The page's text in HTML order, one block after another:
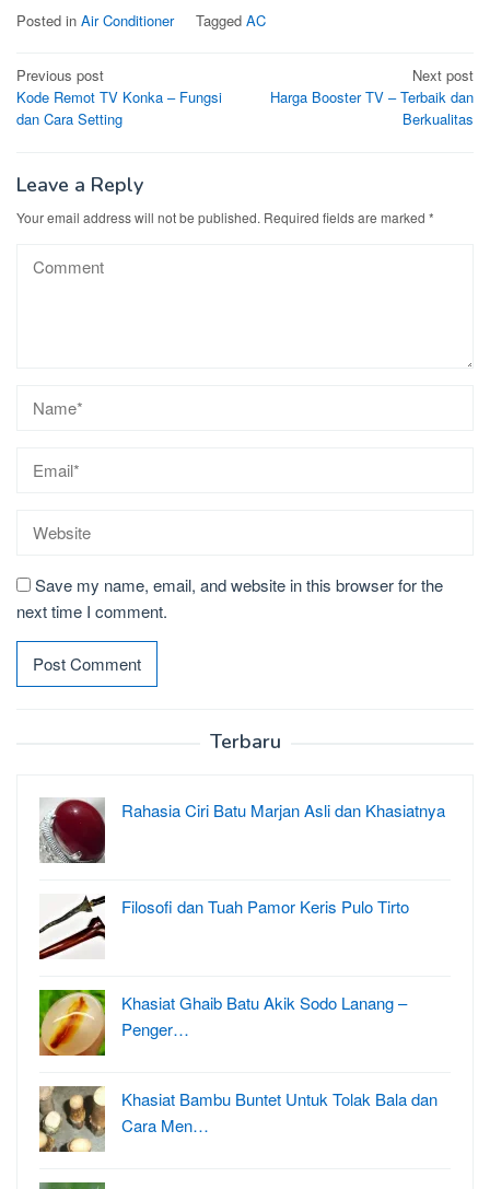
Posted in Air Conditioner Tagged AC
Post
navigation
Previous post
Kode Remot TV Konka – Fungsi
dan Cara Setting
Next post
Harga Booster TV – Terbaik dan
Berkualitas
Leave a Reply
Your email address will not be published. Required fields are marked *
Save my name, email, and website in this browser for the
next time I comment.
Terbaru
Rahasia Ciri Batu Marjan Asli dan Khasiatnya
Filosofi dan Tuah Pamor Keris Pulo Tirto
Khasiat Ghaib Batu Akik Sodo Lanang –
Penger…
Khasiat Bambu Buntet Untuk Tolak Bala dan
Cara Men…